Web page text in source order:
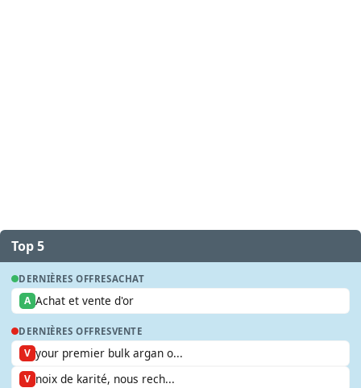
Top 5
DERNIÈRES OFFRESACHAT
A Achat et vente d'or
DERNIÈRES OFFRESVENTE
V your premier bulk argan o...
V noix de karité, nous rech...